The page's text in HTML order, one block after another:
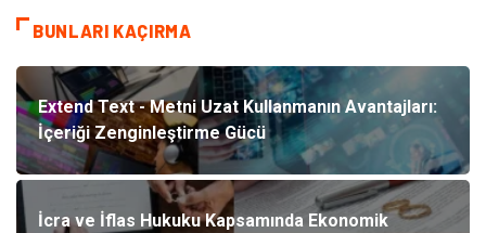
BUNLARI KAÇIRMA
Extend Text - Metni Uzat Kullanmanın Avantajları:
İçeriği Zenginleştirme Gücü
İcra ve İflas Hukuku Kapsamında Ekonomik